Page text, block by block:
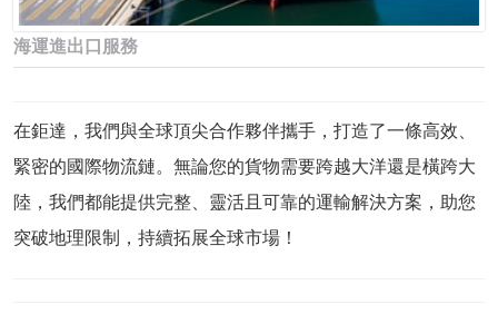
海運進出口服務
在鉅達，我們與全球頂尖合作夥伴攜手，打造了一條高效、
緊密的國際物流鏈。無論您的貨物需要跨越大洋還是橫跨大
陸，我們都能提供完整、靈活且可靠的運輸解決方案，助您
突破地理限制，持續拓展全球市場！